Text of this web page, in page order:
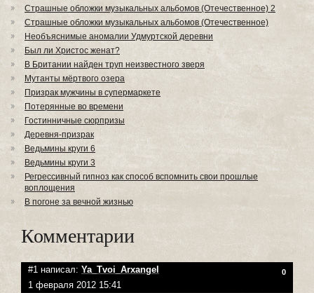
Страшные обложки музыкальных альбомов (Отечественное) 2
Страшные обложки музыкальных альбомов (Отечественное)
Необъяснимые аномалии Удмуртской деревни
Был ли Христос женат?
В Британии найден труп неизвестного зверя
Мутанты мёртвого озера
Призрак мужчины в супермаркете
Потерянные во времени
Гостинничные сюрпризы
Деревня-призрак
Ведьмины круги 6
Ведьмины круги 3
Регрессивный гипноз как способ вспомнить свои прошлые
воплощения
В погоне за вечной жизнью
Комментарии
#1 написал: Ya_Tvoi_Arxangel 0
1 февраля 2012 15:41